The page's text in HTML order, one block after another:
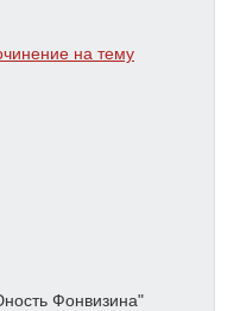
на тему
Фонвизина"